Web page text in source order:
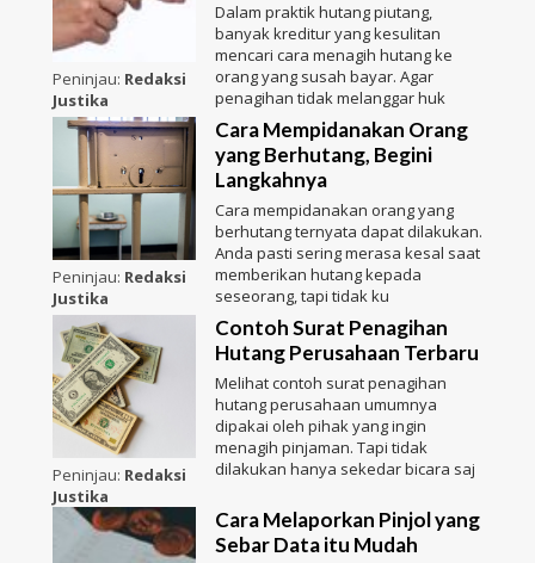
Peninjau: Redaksi
Justika
Dalam praktik hutang piutang,
banyak kreditur yang kesulitan
mencari cara menagih hutang ke
orang yang susah bayar. Agar
penagihan tidak melanggar huk
Peninjau: Redaksi
Justika
Cara Mempidanakan Orang
yang Berhutang, Begini
Langkahnya
Cara mempidanakan orang yang
berhutang ternyata dapat dilakukan.
Anda pasti sering merasa kesal saat
memberikan hutang kepada
seseorang, tapi tidak ku
Peninjau: Redaksi
Justika
Contoh Surat Penagihan
Hutang Perusahaan Terbaru
Melihat contoh surat penagihan
hutang perusahaan umumnya
dipakai oleh pihak yang ingin
menagih pinjaman. Tapi tidak
dilakukan hanya sekedar bicara saj
Cara Melaporkan Pinjol yang
Sebar Data itu Mudah